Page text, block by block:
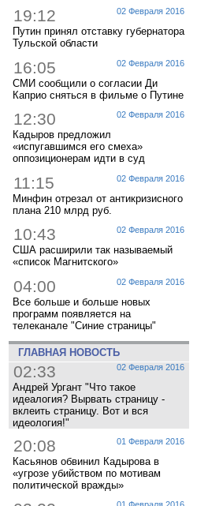
02 Февраля 2016
19:12
Путин принял отставку губернатора
Тульской области
02 Февраля 2016
16:05
СМИ сообщили о согласии Ди
Каприо сняться в фильме о Путине
02 Февраля 2016
12:30
Кадыров предложил
«испугавшимся его смеха»
оппозиционерам идти в суд
02 Февраля 2016
11:15
Минфин отрезал от антикризисного
плана 210 млрд руб.
02 Февраля 2016
10:43
США расширили так называемый
«список Магнитского»
02 Февраля 2016
04:00
Все больше и больше новых
программ появляется на
телеканале "Синие страницы"
ГЛАВНАЯ НОВОСТЬ
02 Февраля 2016
02:33
Андрей Ургант "Что такое
идеалогия? Вырвать страницу -
вклеить страницу. Вот и вся
идеология!"
01 Февраля 2016
20:08
Касьянов обвинил Кадырова в
«угрозе убийством по мотивам
политической вражды»